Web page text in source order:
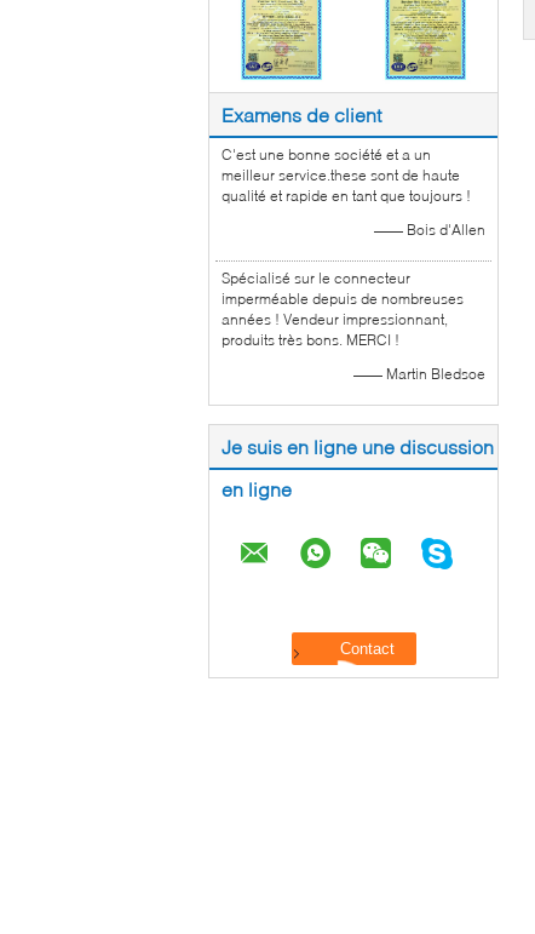
Examens de client
C'est une bonne société et a un
meilleur service.these sont de haute
qualité et rapide en tant que toujours !
—— Bois d'Allen
Spécialisé sur le connecteur
imperméable depuis de nombreuses
années ! Vendeur impressionnant,
produits très bons. MERCI !
—— Martin Bledsoe
Je suis en ligne une discussion
en ligne